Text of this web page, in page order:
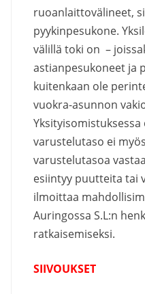
ruoanlaittovälineet,
pyykinpesukone.
välillä toki on –
astianpesukoneet ja
kuitenkaan ole
vuokra-asunnon
varustelutaso ei
varustelutasoa
esiintyy puutteita tai
ilmoittaa
Auringossa S.L:n
ratkaisemiseksi.
SIIVOUKSET